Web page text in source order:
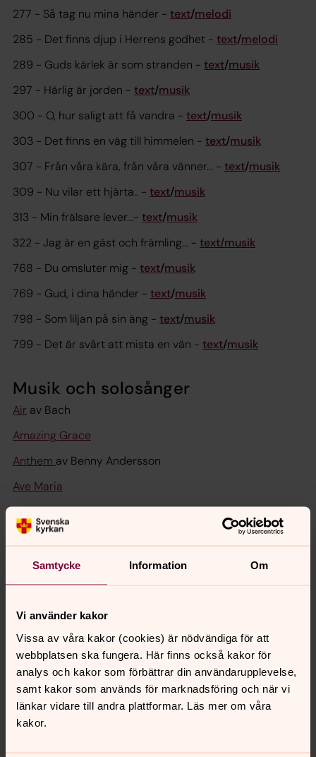
Samtycke Information Om
Vi använder kakor
Vissa av våra kakor (cookies) är nödvändiga för att
webbplatsen ska fungera. Här finns också kakor för
analys och kakor som förbättrar din användarupplevelse,
samt kakor som används för marknadsföring och när vi
länkar vidare till andra plattformar. Läs mer om våra
kakor.
277 - Så tag nu mina händer - text/melodi
285 - Det finns djup i Herrens godhet - text/melodi
289 - Guds kärlek är som stranden - text/musik
297 - Härlig är jorden - text/musik
300 - O, hur saligt att få vandra - text/musik
303 - Det finns en väg till himmelen - text/musik
307 - Från våra kära, från våra vänner... - text/musik
309 - Nu vilar ett hjärta.. - text/musik
313 - Min frälsare lever...- text/musik
322 - Jag är en gäst och främling... - text/musik
768 - Du omsluter mig - text/musik
769 - Gud, i dina händer - text/musik
798 - Som liljan på sin äng - text/musik
799 - Det är svårt att mista en vän - text/musik
Musik och solosånger
Air av Bach
Amazing Grace
Anthem av Benny Andersson
Ave Maria
Bön av J. Leijon
Bridge over trouble water
Candle in the wind av Elton John
Den jag kunde va av Mikael Wihe
Där rosor aldrig dör
För kärlekens skull av Ted Gärdestad
Gabriellas sång av Py Bäckman
Gammal fäbodspsalm
Himlen är oskyldigt blå av Ted Gärdestad